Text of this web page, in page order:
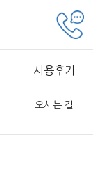
사용후기
오시는 길